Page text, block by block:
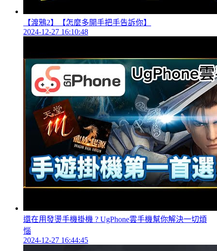
【渡鴉2】【怎麼多開手把手告訴你】
2024-12-27 16:10:48
還在用發燙手機掛機 ? UgPhone雲手機幫你解決一切煩
惱
2024-12-27 16:44:45